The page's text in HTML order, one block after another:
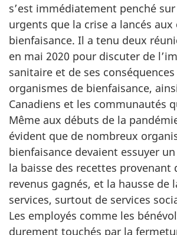
s’est immédiatement penché
urgents que la crise a lancés
bienfaisance. Il a tenu deux
en mai 2020 pour discuter de
sanitaire et de ses
organismes de bienfaisance,
Canadiens et les communautés
Même aux débuts de la
évident que de nombreux
bienfaisance devaient essuyer
la baisse des recettes provenant
revenus gagnés, et la hausse de
services, surtout de services
Les employés comme les
durement touchés par la